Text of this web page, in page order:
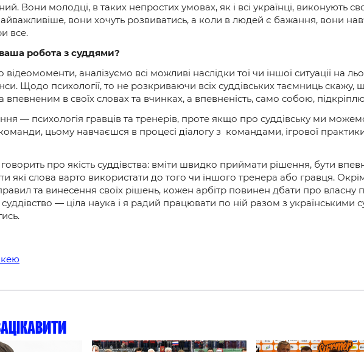
Вони молодці, в таких непростих умовах, як і всі українці, виконують
вони хочуть розвиватись, а коли в людей є бажання, вони
все.
робота з суддями?
аналізуємо всі можливі наслідки тої чи іншої ситуації на
Щодо психології, то не розкриваючи всіх суддівських таємниць
впевненим в своїх словах та вчинках, а впевненість, само собою,
— психологія гравців та тренерів, проте якщо про суддівську ми
цьому навчаєшся в процесі діалогу з командами, ігрової
говорить про якість суддівства: вміти швидко приймати рішення, бути
які слова варто використати до того чи іншого тренера або гравця.
та винесення своїх рішень, кожен арбітр повинен дбати про власну
— ціла наука і я радий працювати по ній разом з українськими